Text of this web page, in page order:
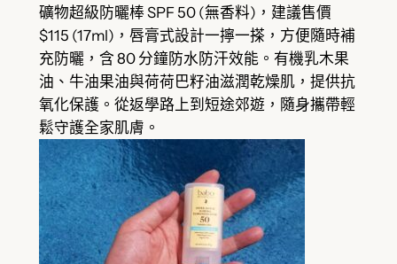
礦物超級防曬棒 SPF 50 (無香料)，建議售價
$115 (17ml)，唇膏式設計一擰一搽，方便隨時補
充防曬，含 80 分鐘防水防汗效能。有機乳木果
油、牛油果油與荷荷巴籽油滋潤乾燥肌，提供抗
氧化保護。從返學路上到短途郊遊，隨身攜帶輕
鬆守護全家肌膚。